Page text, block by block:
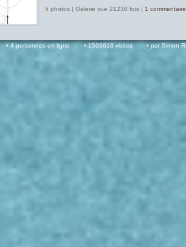
5 photos | Galerie vue 21230 fois | 1
4 personnes en ligne 1593618 visites par Simon